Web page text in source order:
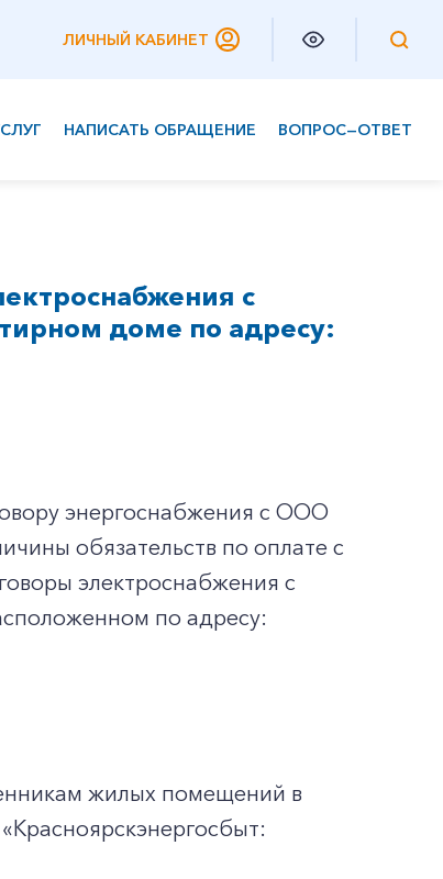
ЛИЧНЫЙ КАБИНЕТ
НАПИСАТЬ ОБРАЩЕНИЕ ВОПРОС—ОТВЕТ
с
доме по адресу:
энергоснабжения с ООО
обязательств по оплате с
электроснабжения с
по адресу:
жилых помещений в